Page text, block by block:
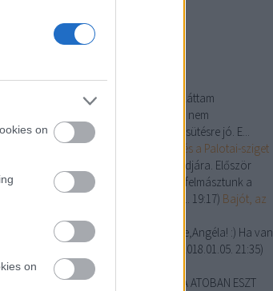
on
on
2013 október
Tovább
...
Széles Sándor:
A szigeten nem láttam
tűzrakóhelyet. Érdekes hely, de nem
bográcsozásra vagy szalonnasütésre jó. E...
2018.05.20. 19:06
A Népsziget és a Palotai-sziget
Mi ma voltunk ott másodjára. Először
tavaly az Országos kéktúráról felmásztunk a
2018.05.01. 19:17) Bajót, az
Tibor Albert:Én sűrűn járok erre,Angéla! :) Ha van
2018.01.05. 21:35)
Hárs-hegyi túra
Horváth Viktor:
SZIA MIVAN ABA ATOBAN ESZT